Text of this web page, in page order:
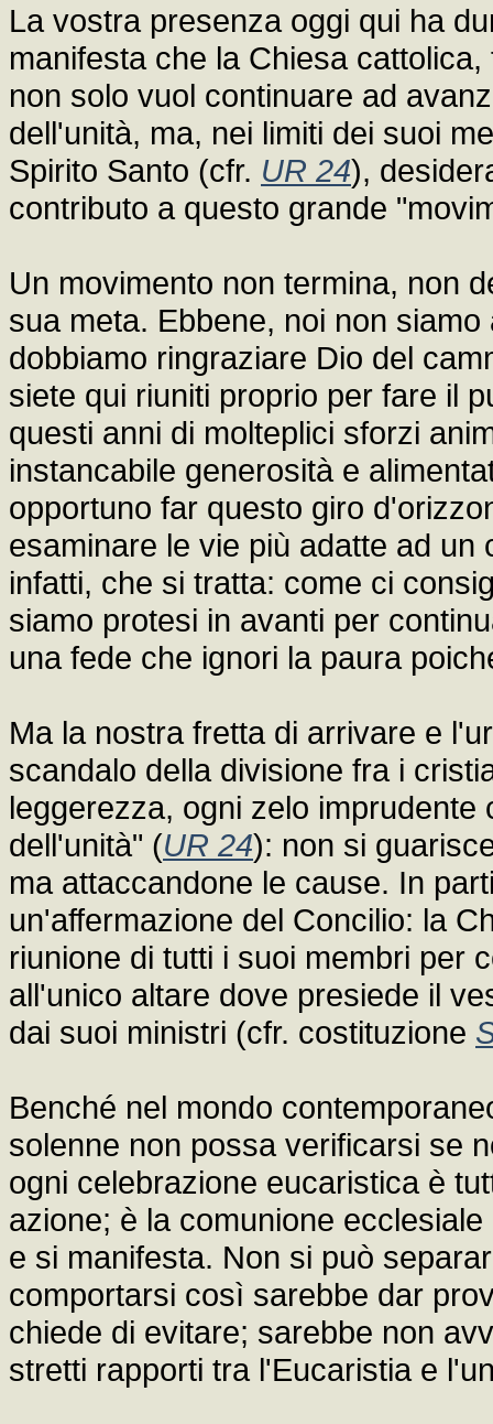
La vostra presenza oggi qui ha
manifesta che la Chiesa
non solo vuol continuare ad
dell'unità, ma, nei limiti dei suoi
Spirito Santo (cfr. UR 24),
contributo a questo grande
Un movimento non termina, non
sua meta. Ebbene, noi non
dobbiamo ringraziare Dio del
siete qui riuniti proprio per fare il
questi anni di molteplici sforzi
instancabile generosità e
opportuno far questo giro
esaminare le vie più adatte ad
infatti, che si tratta: come ci
siamo protesi in avanti per
una fede che ignori la paura
Ma la nostra fretta di arrivare e
scandalo della divisione fra i
leggerezza, ogni zelo
dell'unità" (UR 24): non si
ma attaccandone le cause. In
un'affermazione del Concilio: la
riunione di tutti i suoi membri per
all'unico altare dove presiede il
dai suoi ministri (cfr. costituzione
Benché nel mondo
solenne non possa verificarsi se
ogni celebrazione eucaristica è
azione; è la comunione
e si manifesta. Non si può
comportarsi così sarebbe dar
chiede di evitare; sarebbe non
stretti rapporti tra l'Eucaristia e